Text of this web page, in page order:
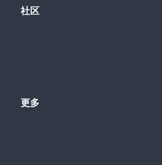
社区
更多